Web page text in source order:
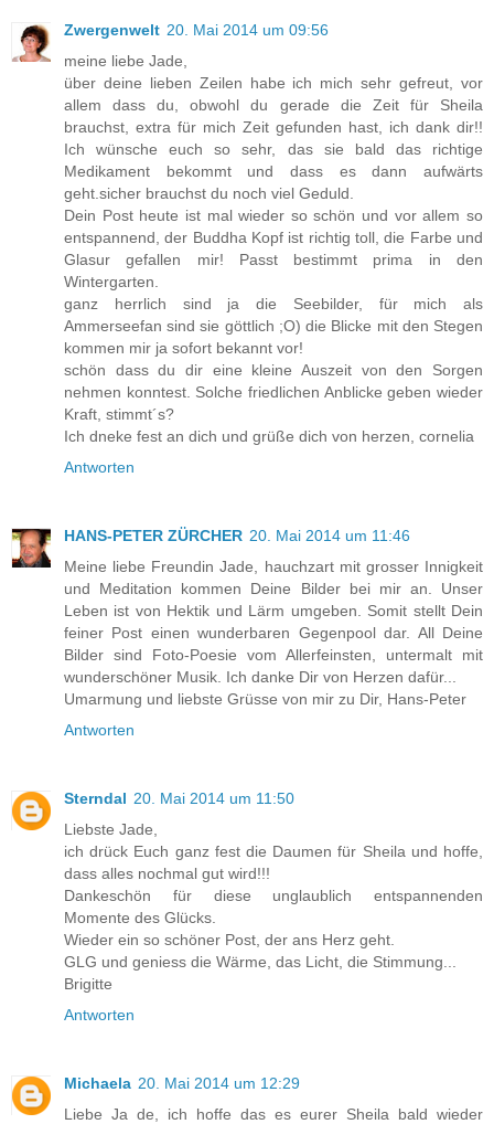
Zwergenwelt 20. Mai 2014 um 09:56
meine liebe Jade,
über deine lieben Zeilen habe ich mich sehr gefreut, vor
allem dass du, obwohl du gerade die Zeit für Sheila
brauchst, extra für mich Zeit gefunden hast, ich dank dir!!
Ich wünsche euch so sehr, das sie bald das richtige
Medikament bekommt und dass es dann aufwärts
geht.sicher brauchst du noch viel Geduld.
Dein Post heute ist mal wieder so schön und vor allem so
entspannend, der Buddha Kopf ist richtig toll, die Farbe und
Glasur gefallen mir! Passt bestimmt prima in den
Wintergarten.
ganz herrlich sind ja die Seebilder, für mich als
Ammerseefan sind sie göttlich ;O) die Blicke mit den Stegen
kommen mir ja sofort bekannt vor!
schön dass du dir eine kleine Auszeit von den Sorgen
nehmen konntest. Solche friedlichen Anblicke geben wieder
Kraft, stimmt´s?
Ich dneke fest an dich und grüße dich von herzen, cornelia
Antworten
HANS-PETER ZÜRCHER 20. Mai 2014 um 11:46
Meine liebe Freundin Jade, hauchzart mit grosser Innigkeit
und Meditation kommen Deine Bilder bei mir an. Unser
Leben ist von Hektik und Lärm umgeben. Somit stellt Dein
feiner Post einen wunderbaren Gegenpool dar. All Deine
Bilder sind Foto-Poesie vom Allerfeinsten, untermalt mit
wunderschöner Musik. Ich danke Dir von Herzen dafür...
Umarmung und liebste Grüsse von mir zu Dir, Hans-Peter
Antworten
Sterndal 20. Mai 2014 um 11:50
Liebste Jade,
ich drück Euch ganz fest die Daumen für Sheila und hoffe,
dass alles nochmal gut wird!!!
Dankeschön für diese unglaublich entspannenden
Momente des Glücks.
Wieder ein so schöner Post, der ans Herz geht.
GLG und geniess die Wärme, das Licht, die Stimmung...
Brigitte
Antworten
Michaela 20. Mai 2014 um 12:29
Liebe Ja de, ich hoffe das es eurer Sheila bald wieder